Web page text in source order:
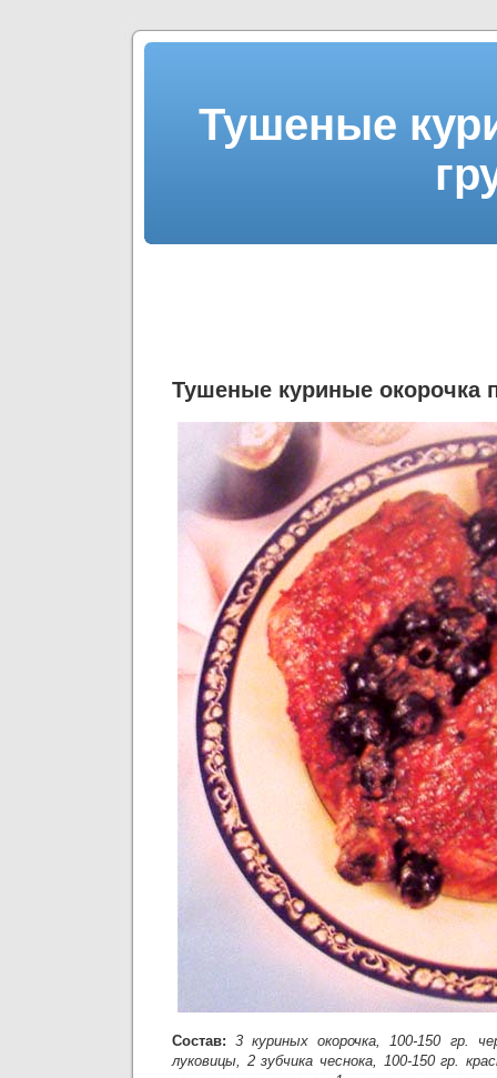
Тушеные
Тушеные куриные окорочка
Состав:3 куриных окорочка, 100-150 гр.
луковицы, 2 зубчика чеснока, 100-150 гр.